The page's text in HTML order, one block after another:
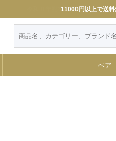
11000円以上で送料
ペア